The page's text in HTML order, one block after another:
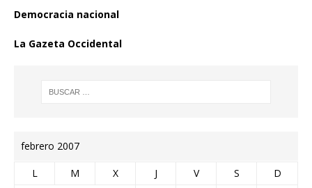
Democracia nacional
La Gazeta Occidental
febrero 2007
L M X J V S D